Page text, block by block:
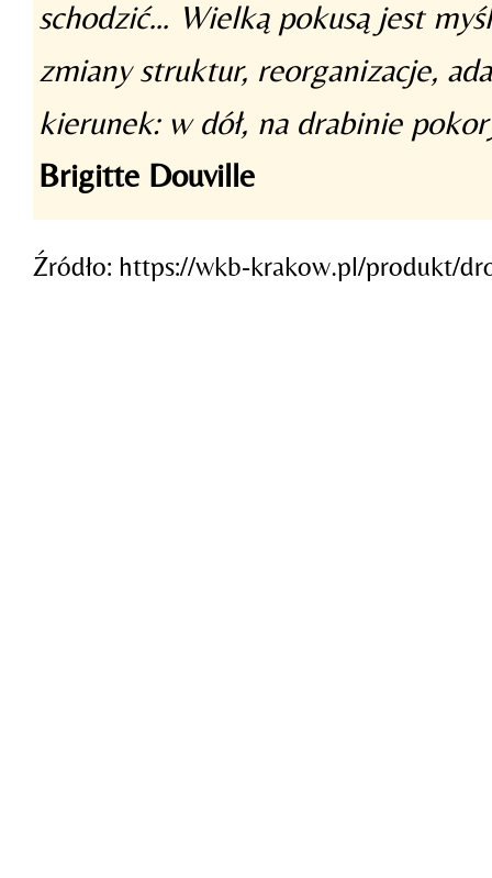
schodzić… Wielką pokusą jest
zmiany struktur, reorganizacje,
kierunek: w dół, na drabinie
Brigitte Douville
Źródło: https://wkb-krakow.pl/produkt/